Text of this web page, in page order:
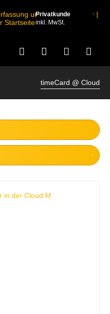
Privatkunde
inkl. MwSt.
timeCard @ Cloud